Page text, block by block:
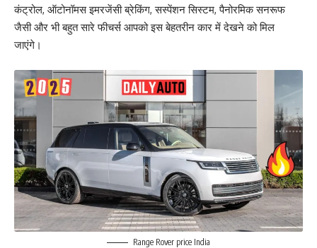
कंट्रोल, ऑटोनॉमस इमरजेंसी ब्रेकिंग, सस्पेंशन सिस्टम, पैनोरमिक सनरूफ
जैसी और भी बहुत सारे फीचर्स आपको इस बेहतरीन कार में देखने को मिल
जाएंगे।
Range Rover price India